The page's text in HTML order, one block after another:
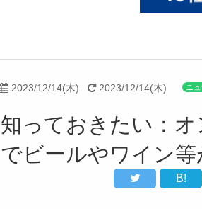
2023/12/14(木) 2023/12/14(木) ニ
知っておきたい：
でビールやワイン
B!